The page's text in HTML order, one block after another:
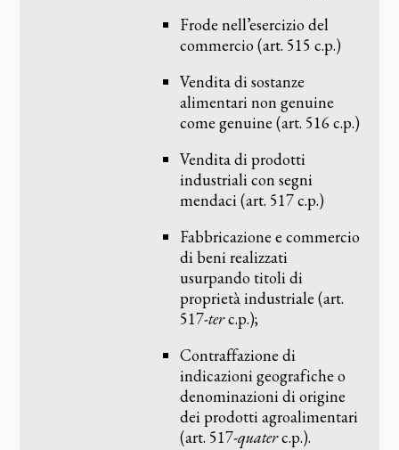
Frode nell’esercizio del
commercio (art. 515 c.p.)
Vendita di sostanze
alimentari non genuine
come genuine (art. 516 c.p.)
Vendita di prodotti
industriali con segni
mendaci (art. 517 c.p.)
Fabbricazione e commercio
di beni realizzati
usurpando titoli di
proprietà industriale (art.
517-terc.p.);
Contraffazione di
indicazioni geografiche o
denominazioni di origine
dei prodotti agroalimentari
(art. 517-quaterc.p.).